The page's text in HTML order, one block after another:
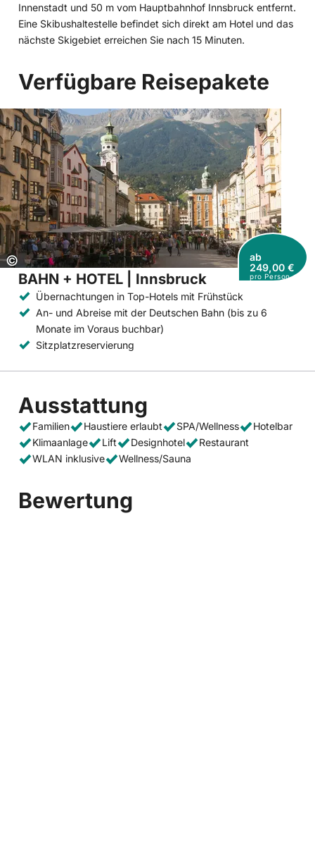
Innenstadt und 50 m vom Hauptbahnhof Innsbruck entfernt.
Eine Skibushaltestelle befindet sich direkt am Hotel und das
nächste Skigebiet erreichen Sie nach 15 Minuten.
Verfügbare Reisepakete
Copyright:
©
ab
249,00 €
pro Person
BAHN + HOTEL | Innsbruck
Übernachtungen in Top-Hotels mit Frühstück
An- und Abreise mit der Deutschen Bahn (bis zu 6
Monate im Voraus buchbar)
Sitzplatzreservierung
Ausstattung
Familien Haustiere erlaubt SPA/Wellness
Hotelbar
Klimaanlage
Lift Designhotel
Restaurant
WLAN inklusive
Wellness/Sauna
Bewertung